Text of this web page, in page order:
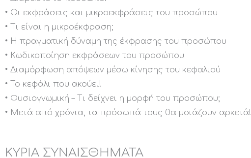
• Οι εκφράσεις και μικροεκφράσεις του προσώπου
• Τι είναι η μικροέκφραση;
• Η πραγματική δύναμη της έκφρασης του προσώπου
• Κωδικοποίηση εκφράσεων του προσώπου
• Διαμόρφωση απόψεων μέσω κίνησης του κεφαλιού
• Το κεφάλι που ακούει!
• Φυσιογνωμική – Τι δείχνει η μορφή του προσώπου;
• Μετά από χρόνια, τα πρόσωπά τους θα μοιάζουν αρκετά!
ΚΥΡΙΑ ΣΥΝΑΙΣΘΗΜΑΤΑ